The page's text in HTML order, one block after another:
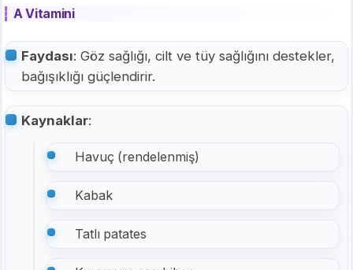
A Vitamini
Faydası: Göz sağlığı, cilt ve tüy sağlığını destekler,
bağışıklığı güçlendirir.
Kaynaklar:
Havuç (rendelenmiş)
Kabak
Tatlı patates